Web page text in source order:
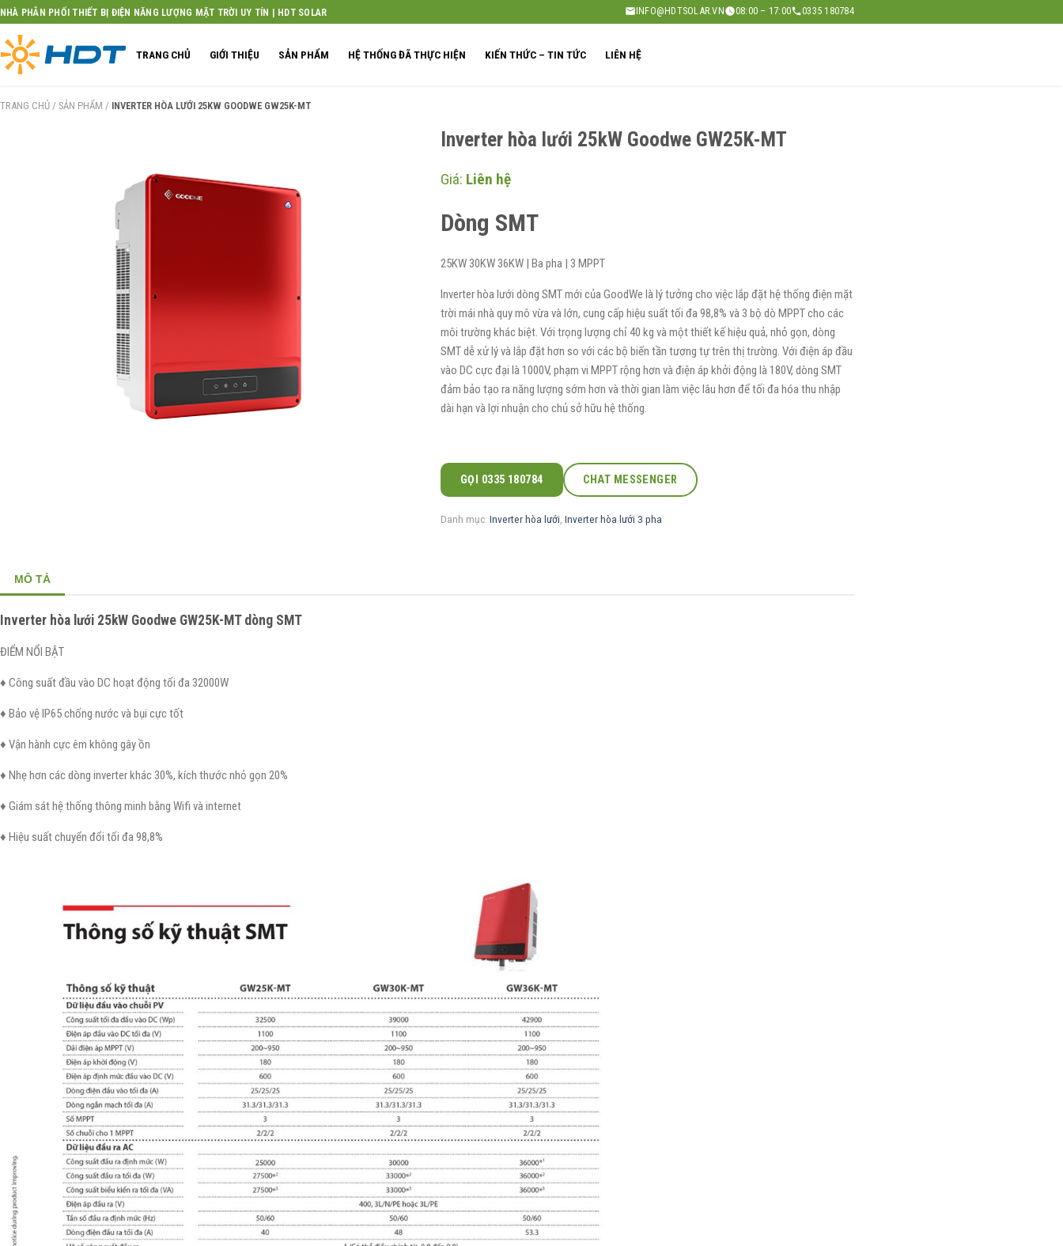
Skip
to
content
NHÀ PHÂN PHỐI THIẾT BỊ ĐIỆN NĂNG LƯỢNG MẶT TRỜI UY TÍN | HDT SOLAR INFO@HDTSOLAR.VN 08:00 – 17:00 0335 180784
TRANG CHỦ GIỚI THIỆU SẢN PHẨM HỆ THỐNG ĐÃ THỰC HIỆN KIẾN THỨC – TIN TỨC LIÊN HỆ
TRANG CHỦ / SẢN PHẨM / INVERTER HÒA LƯỚI 25KW GOODWE GW25K-MT
Inverter hòa lưới 25kW Goodwe GW25K-MT
Giá: Liên hệ
Dòng SMT
25KW 30KW 36KW | Ba pha | 3 MPPT
Inverter hòa lưới dòng SMT mới của GoodWe là lý tưởng cho việc lắp đặt hệ thống điện mặt
trời mái nhà quy mô vừa và lớn, cung cấp hiệu suất tối đa 98,8% và 3 bộ dò MPPT cho các
môi trường khác biệt. Với trọng lượng chỉ 40 kg và một thiết kế hiệu quả, nhỏ gọn, dòng
SMT dễ xử lý và lắp đặt hơn so với các bộ biến tần tương tự trên thị trường. Với điện áp đầu
vào DC cực đại là 1000V, phạm vi MPPT rộng hơn và điện áp khởi động là 180V, dòng SMT
đảm bảo tạo ra năng lượng sớm hơn và thời gian làm việc lâu hơn để tối đa hóa thu nhập
dài hạn và lợi nhuận cho chủ sở hữu hệ thống.
GỌI 0335 180784 CHAT MESSENGER
Danh mục: Inverter hòa lưới Inverter hòa lưới 3 pha
MÔ TẢ
Inverter hòa lưới 25kW Goodwe GW25K-MT dòng SMT
ĐIỂM NỔI BẬT
♦ Công suất đầu vào DC hoạt động tối đa 32000W
♦ Bảo vệ IP65 chống nước và bụi cực tốt
♦ Vận hành cực êm không gây ồn
♦ Nhẹ hơn các dòng inverter khác 30%, kích thước nhỏ gọn 20%
♦ Giám sát hệ thống thông minh bằng Wifi và internet
♦ Hiệu suất chuyển đổi tối đa 98,8%